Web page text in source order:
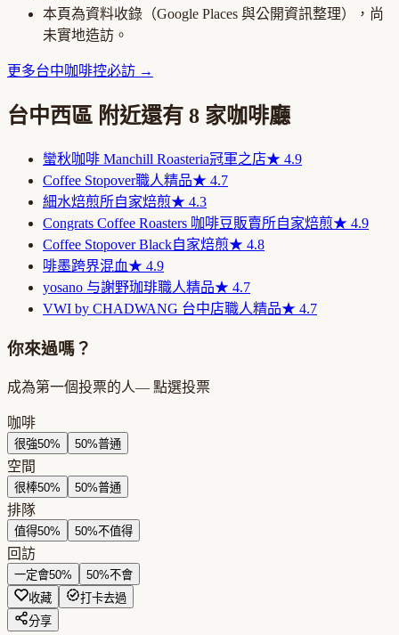
本頁為資料收錄（Google Places 與公開資訊整理），尚
未實地造訪。
更多台中咖啡控必訪 →
台中西區 附近還有 8 家咖啡廳
蠻秋咖啡 Manchill Roasteria冠軍之店★ 4.9
Coffee Stopover職人精品★ 4.7
細水焙煎所自家焙煎★ 4.3
Congrats Coffee Roasters 咖啡豆販賣所自家焙煎★ 4.9
Coffee Stopover Black自家焙煎★ 4.8
啡墨跨界混血★ 4.9
yosano 与謝野珈琲職人精品★ 4.7
VWI by CHADWANG 台中店職人精品★ 4.7
你來過嗎？
成為第一個投票的人— 點選投票
咖啡
很強50% 50%普通
空間
很棒50% 50%普通
排隊
值得50% 50%不值得
回訪
一定會50% 50%不會
收藏
打卡去過
分享